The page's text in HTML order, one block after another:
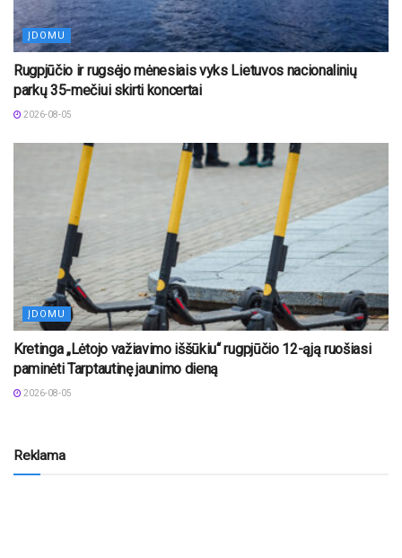
ĮDOMU
Rugpjūčio ir rugsėjo mėnesiais vyks Lietuvos nacionalinių
parkų 35-mečiui skirti koncertai
2026-08-05
ĮDOMU
Kretinga „Lėtojo važiavimo iššūkiu“ rugpjūčio 12-ąją ruošiasi
paminėti Tarptautinę jaunimo dieną
2026-08-05
Reklama